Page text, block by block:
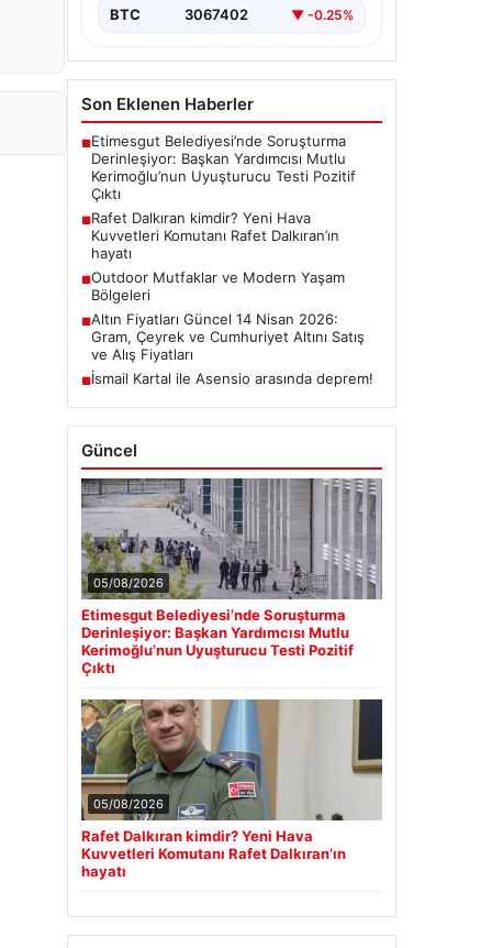
BTC 3067402 ▼ -0.25%
Son Eklenen Haberler
■Etimesgut Belediyesi’nde Soruşturma
Derinleşiyor: Başkan Yardımcısı Mutlu
Kerimoğlu’nun Uyuşturucu Testi Pozitif
Çıktı
■Rafet Dalkıran kimdir? Yeni Hava
Kuvvetleri Komutanı Rafet Dalkıran’ın
hayatı
■Outdoor Mutfaklar ve Modern Yaşam
Bölgeleri
■Altın Fiyatları Güncel 14 Nisan 2026:
Gram, Çeyrek ve Cumhuriyet Altını Satış
ve Alış Fiyatları
■İsmail Kartal ile Asensio arasında deprem!
Güncel
05/08/2026
Etimesgut Belediyesi’nde Soruşturma
Derinleşiyor: Başkan Yardımcısı Mutlu
Kerimoğlu’nun Uyuşturucu Testi Pozitif
Çıktı
05/08/2026
Rafet Dalkıran kimdir? Yeni Hava
Kuvvetleri Komutanı Rafet Dalkıran’ın
hayatı